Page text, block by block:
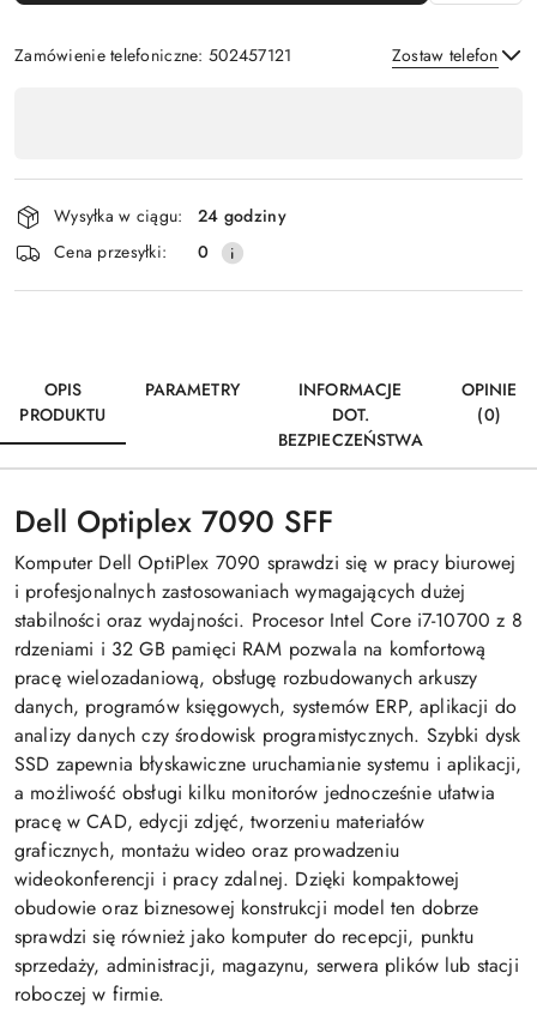
Zamówienie telefoniczne: 502457121 Zostaw telefon
płatność
i
dostawa
Wysyłka w ciągu:
24 godziny
Cena przesyłki:
0
OPIS
PRODUKTU
PARAMETRY
INFORMACJE
DOT.
BEZPIECZEŃSTWA
OPINIE
(0)
Dell Optiplex 7090 SFF
Komputer Dell OptiPlex 7090 sprawdzi się w pracy biurowej
i profesjonalnych zastosowaniach wymagających dużej
stabilności oraz wydajności. Procesor Intel Core i7-10700 z 8
rdzeniami i 32 GB pamięci RAM pozwala na komfortową
pracę wielozadaniową, obsługę rozbudowanych arkuszy
danych, programów księgowych, systemów ERP, aplikacji do
analizy danych czy środowisk programistycznych. Szybki dysk
SSD zapewnia błyskawiczne uruchamianie systemu i aplikacji,
a możliwość obsługi kilku monitorów jednocześnie ułatwia
pracę w CAD, edycji zdjęć, tworzeniu materiałów
graficznych, montażu wideo oraz prowadzeniu
wideokonferencji i pracy zdalnej. Dzięki kompaktowej
obudowie oraz biznesowej konstrukcji model ten dobrze
sprawdzi się również jako komputer do recepcji, punktu
sprzedaży, administracji, magazynu, serwera plików lub stacji
roboczej w firmie.